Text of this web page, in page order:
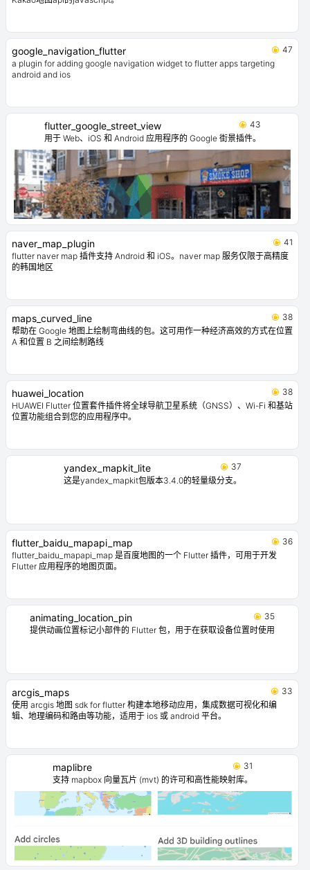
google_navigation_flutter
47
a plugin for adding google navigation widget to flutter apps targeting
android and ios
flutter_google_street_view
43
用于 Web、iOS 和 Android 应用程序的 Google 街景插件。
naver_map_plugin
41
flutter naver map 插件支持 Android 和 iOS。naver map 服务仅限于高精度
的韩国地区
maps_curved_line
38
帮助在 Google 地图上绘制弯曲线的包。这可用作一种经济高效的方式在位置
A 和位置 B 之间绘制路线
huawei_location
38
HUAWEI Flutter 位置套件插件将全球导航卫星系统（GNSS）、Wi-Fi 和基站
位置功能组合到您的应用程序中。
yandex_mapkit_lite
37
这是yandex_mapkit包版本3.4.0的轻量级分支。
flutter_baidu_mapapi_map
36
flutter_baidu_mapapi_map 是百度地图的一个 Flutter 插件，可用于开发
Flutter 应用程序的地图页面。
animating_location_pin
35
提供动画位置标记小部件的 Flutter 包，用于在获取设备位置时使用
arcgis_maps
33
使用 arcgis 地图 sdk for flutter 构建本地移动应用，集成数据可视化和编
辑、地理编码和路由等功能，适用于 ios 或 android 平台。
maplibre
31
支持 mapbox 向量瓦片 (mvt) 的许可和高性能映射库。